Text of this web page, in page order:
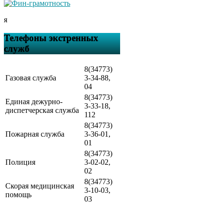
я
Телефоны экстренных
служб
Газовая служба
8(34773)
3-34-88,
04
Единая дежурно-
диспетчерская служба
8(34773)
3-33-18,
112
Пожарная служба
8(34773)
3-36-01,
01
Полиция
8(34773)
3-02-02,
02
Скорая медицинская
помощь
8(34773)
3-10-03,
03